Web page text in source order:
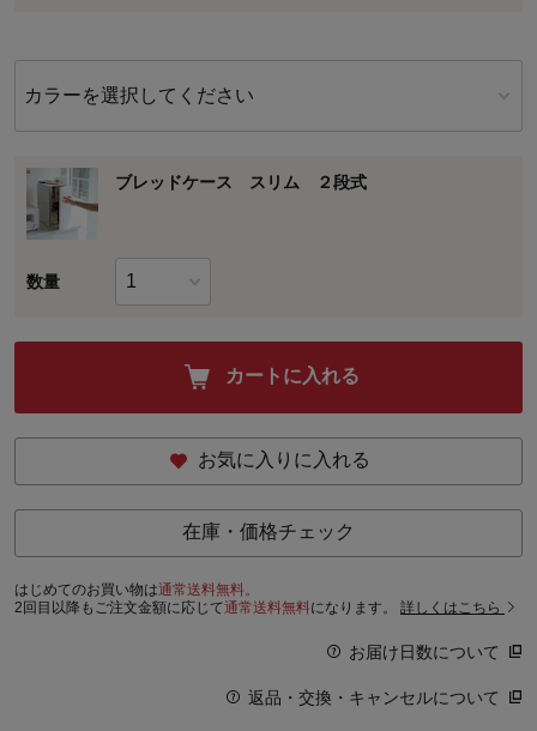
カラーを選択してください
ブレッドケース スリム ２段式
数量
カートに入れる
お気に入りに入れる
在庫・価格チェック
はじめてのお買い物は通常送料無料。
2回目以降もご注文金額に応じて通常送料無料になります。 詳しくはこちら
お届け日数について
返品・交換・キャンセルについて